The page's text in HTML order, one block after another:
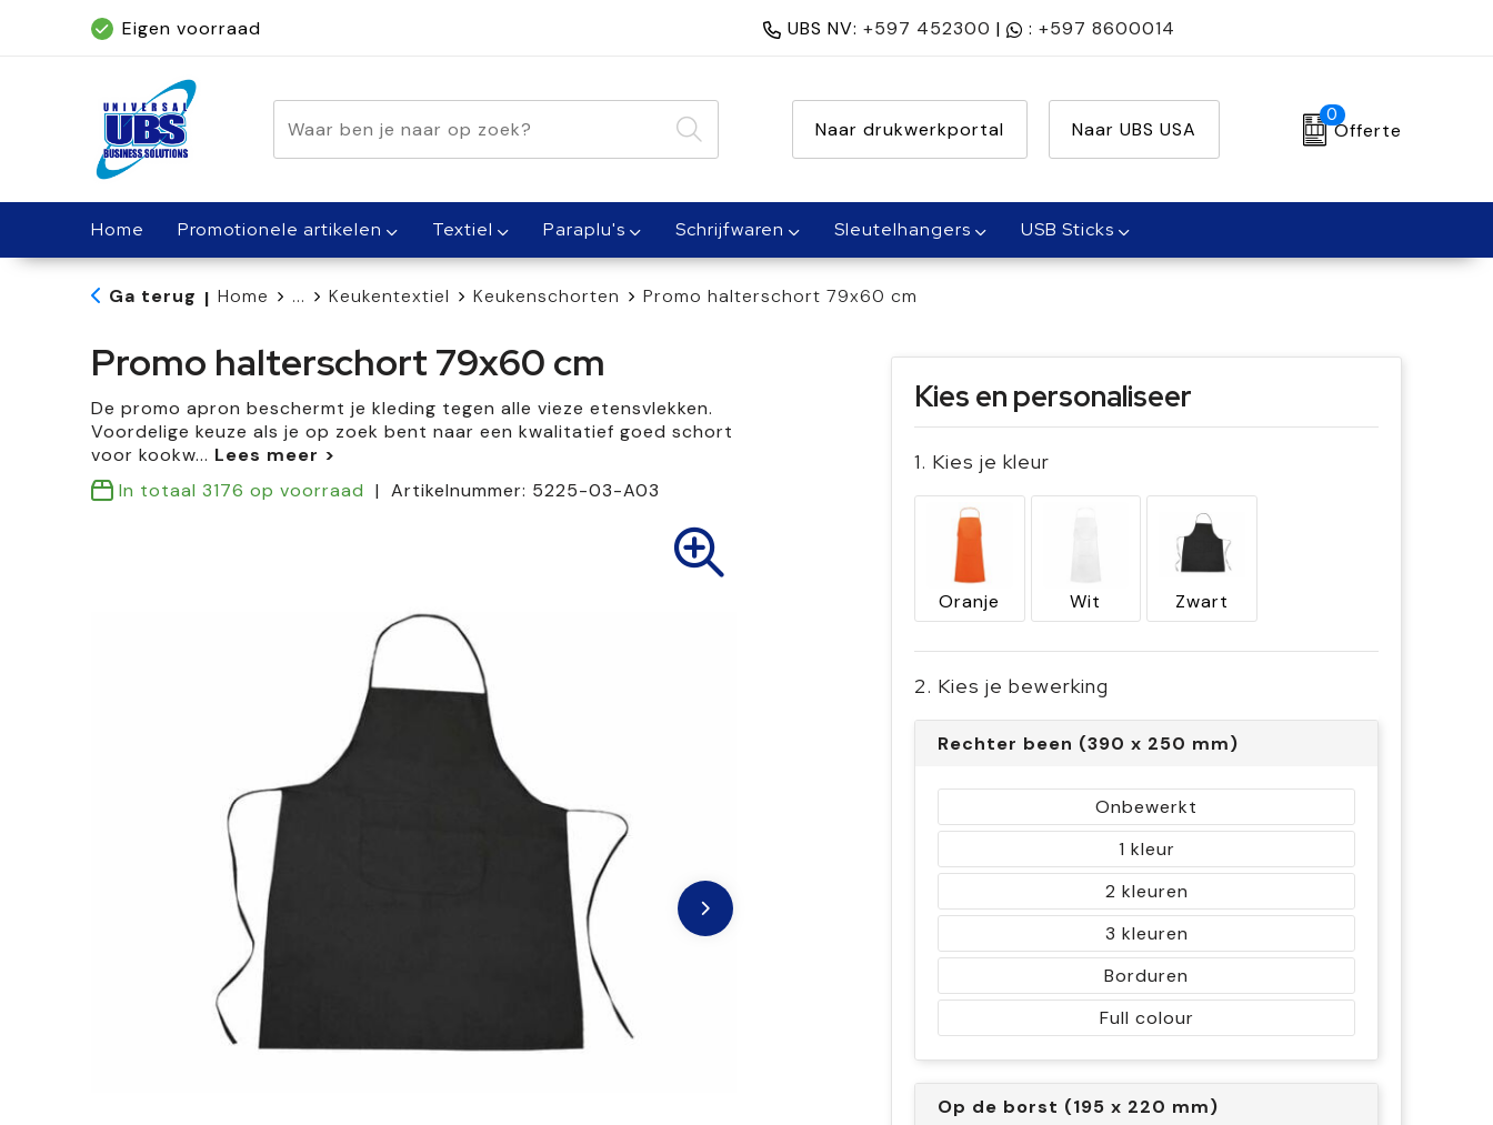
Eigen voorraad
Geleverd binnen 5 dagen, met spoed binnen 1 dag
UBS NV: +597 452300 | : +597 8600014
Naar drukwerkportal Naar UBS USA
0
Offerte
Home Promotionele artikelen Textiel Paraplu's Schrijfwaren Sleutelhangers USB Sticks
Ga terug | Home ... Keukentextiel Keukenschorten Promo halterschort 79x60 cm
Promo halterschort 79x60 cm
De promo apron beschermt je kleding tegen alle vieze etensvlekken.
Voordelige keuze als je op zoek bent naar een kwalitatief goed schort
voor kookw...
In totaal 3176 op voorraad Artikelnummer: 5225-03-A03
Kies en personaliseer
1. Kies je kleur
Oranje Wit Zwart
2. Kies je bewerking
Rechter been (390 x 250 mm)
Onbewerkt
1
2
3
Borduren
Full colour
Op de borst (195 x 220 mm)